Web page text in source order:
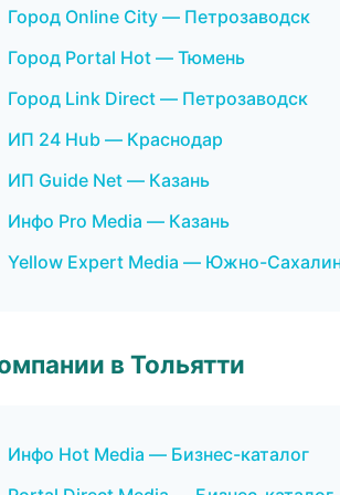
Город Online City — Петрозаводск
Город Portal Hot — Тюмень
Город Link Direct — Петрозаводск
ИП 24 Hub — Краснодар
ИП Guide Net — Казань
Инфо Pro Media — Казань
Yellow Expert Media — Южно-
в Тольятти
Инфо Hot Media — Бизнес-каталог